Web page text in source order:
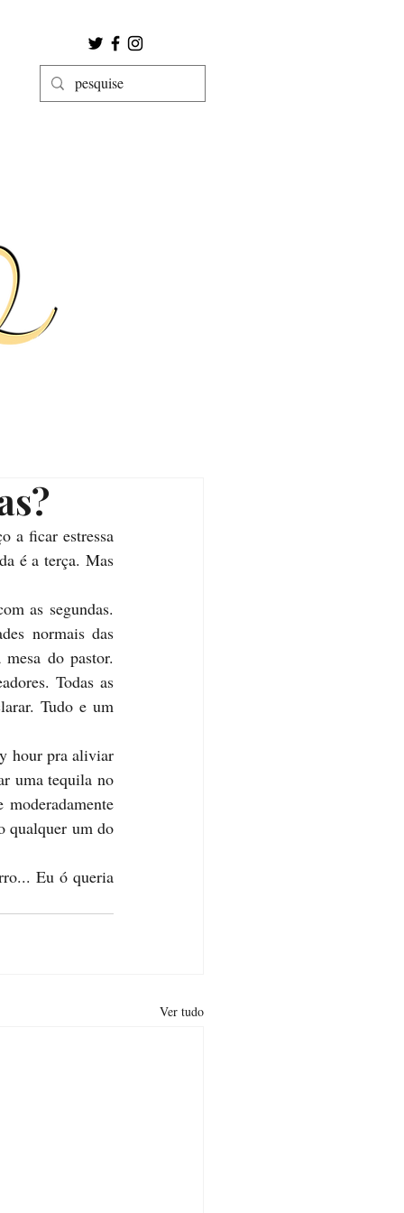
a ficar estressa
é a terça. Mas
as segundas.
normais das
do pastor.
Todas as
Tudo e um
hour pra aliviar
uma tequila no
qualquer um do
Eu ó queria
Ver tudo